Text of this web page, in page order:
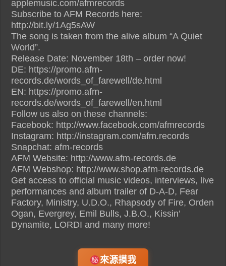
applemusic.com/afmrecords
Subscribe to AFM Records here:
http://bit.ly/1Ag5sAW
The song is taken from the alive album “A Quiet
World”.
Release Date: November 18th – order now!
DE: https://promo.afm-
records.de/words_of_farewell/de.html
EN: https://promo.afm-
records.de/words_of_farewell/en.html
Follow us also on these channels:
Facebook: http://www.facebook.com/afmrecords
Instagram: http://instagram.com/afm.records
Snapchat: afm-records
AFM Website: http://www.afm-records.de
AFM Webshop: http://www.shop.afm-records.de
Get access to official music videos, interviews, live
performances and album trailer of D-A-D, Fear
Factory, Ministry, U.D.O., Rhapsody of Fire, Orden
Ogan, Evergrey, Emil Bulls, J.B.O., Kissin’
Dynamite, LORDI and many more!
來源摸我